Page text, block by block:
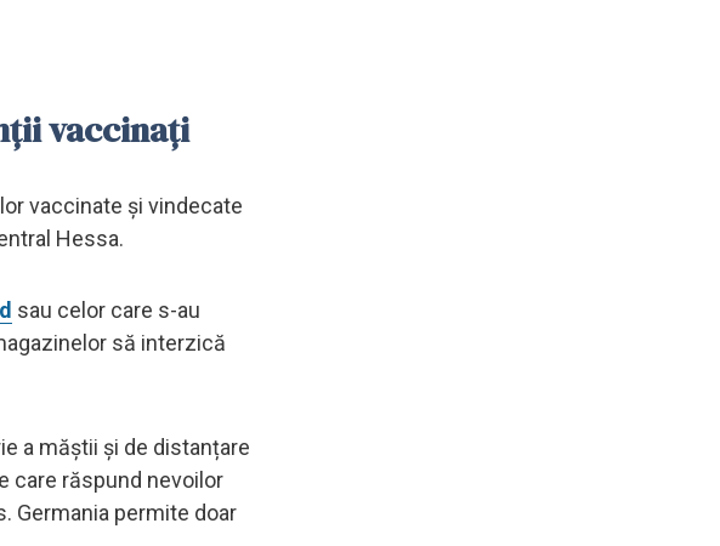
vaccinați
vaccinate și vindecate
Hessa.
sau celor care s-au
să interzică
a măștii și de distanțare
care răspund nevoilor
Germania permite doar